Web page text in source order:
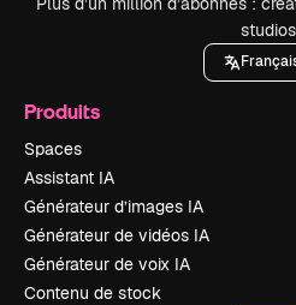
Produits
Spaces
Assistant IA
Générateur d’images IA
Générateur de vidéos IA
Générateur de voix IA
Contenu de stock